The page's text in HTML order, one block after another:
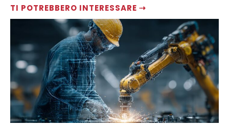
TI POTREBBERO INTERESSARE ⇢